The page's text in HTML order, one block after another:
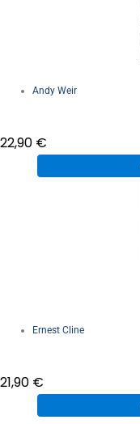
Andy Weir
22,90 €
Ernest Cline
21,90 €